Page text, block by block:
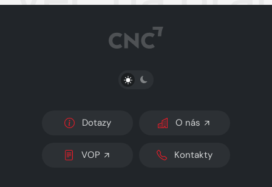
PŘEPNOUT SVĚTLÝ/TMAVÝ REŽIM
Dotazy O nás
VOP Kontakty